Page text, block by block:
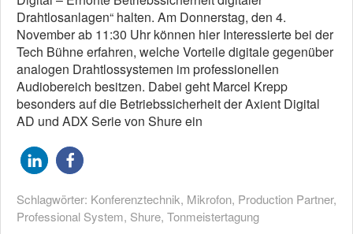
Drahtlosanlagen“ halten. Am Donnerstag, den 4.
November ab 11:30 Uhr können hier Interessierte bei der
Tech Bühne erfahren, welche Vorteile digitale gegenüber
analogen Drahtlossystemen im professionellen
Audiobereich besitzen. Dabei geht Marcel Krepp
besonders auf die Betriebssicherheit der Axient Digital
AD und ADX Serie von Shure ein
Schlagwörter: Konferenztechnik, Mikrofon, Production Partner,
Professional System, Shure, Tonmeistertagung